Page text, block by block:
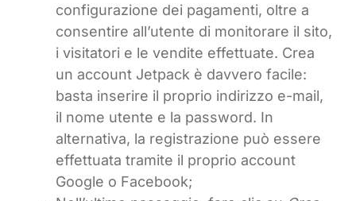
configurazione dei pagamenti, oltre a
consentire all’utente di monitorare il sito,
i visitatori e le vendite effettuate. Crea
un account Jetpack è davvero facile:
basta inserire il proprio indirizzo e-mail,
il nome utente e la password. In
alternativa, la registrazione può essere
effettuata tramite il proprio account
Google o Facebook;